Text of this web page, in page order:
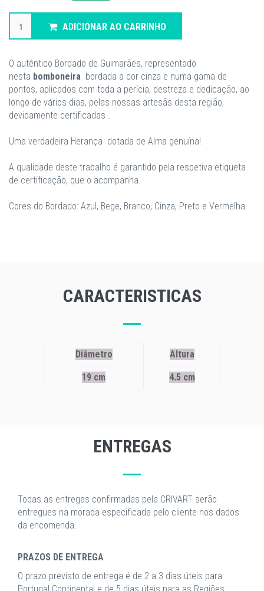
ADICIONAR AO CARRINHO
O autêntico Bordado de Guimarães, representado
nesta bomboneira bordada a cor cinza e numa gama de
pontos, aplicados com toda a perícia, destreza e dedicação, ao
longo de vários dias, pelas nossas artesãs desta região,
devidamente certificadas .
Uma verdadeira Herança dotada de Alma genuína!
A qualidade deste trabalho é garantido pela respetiva etiqueta
de certificação, que o acompanha.
Cores do Bordado: Azul, Bege, Branco, Cinza, Preto e Vermelha.
CARACTERISTICAS
Diâmetro Altura
19 cm 4.5 cm
ENTREGAS
Todas as entregas confirmadas pela CRIVART serão
entregues na morada especificada pelo cliente nos dados
da encomenda.
PRAZOS DE ENTREGA
O prazo previsto de entrega é de 2 a 3 dias úteis para